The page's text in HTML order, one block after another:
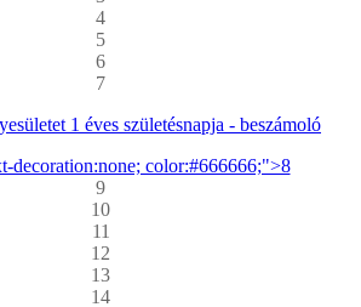
4
5
6
7
1 éves születésnapja - beszámoló
decoration:none; color:#666666;">8
9
10
11
12
13
14